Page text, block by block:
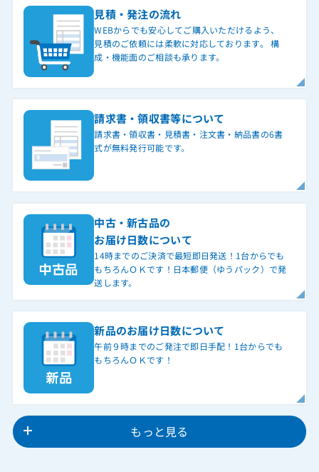
見積・発注の流れ
WEBからでも安心してご購入いただけるよう、
見積のご依頼には柔軟に対応しております。 構
成・機能面のご相談も承ります。
請求書・領収書等について
請求書・領収書・見積書・注文書・納品書の6書
式が無料発行可能です。
中古・新古品の
お届け日数について
14時までのご決済で最短即日発送！1台からでも
もちろんＯＫです！日本郵便（ゆうパック）で発
送します。
新品のお届け日数について
午前９時までのご発注で即日手配！1台からでも
もちろんＯＫです！
もっと見る